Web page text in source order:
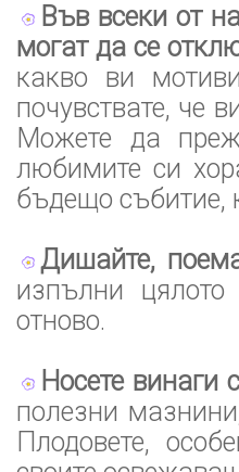
Във всеки от
могат да се
какво ви
почувствате, че
Можете да
любимите си
бъдещо събитие,
Дишайте,
изпълни
отново.
Носете винаги
полезни
Плодовете,